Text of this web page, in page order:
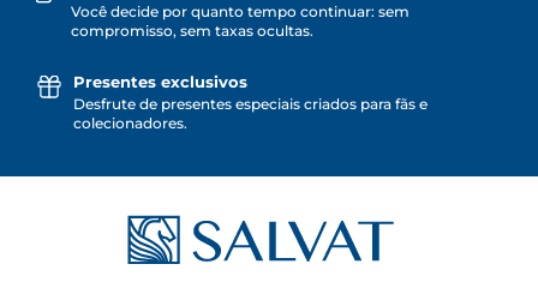
Você decide por quanto tempo continuar: sem
compromisso, sem taxas ocultas.
Presentes exclusivos
Desfrute de presentes especiais criados para fãs e
colecionadores.